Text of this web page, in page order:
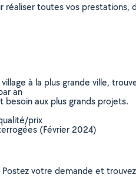
toutes vos
à la plus grande ville,
an
aux plus grands projets.
prix
(Février 2024)
votre demande et